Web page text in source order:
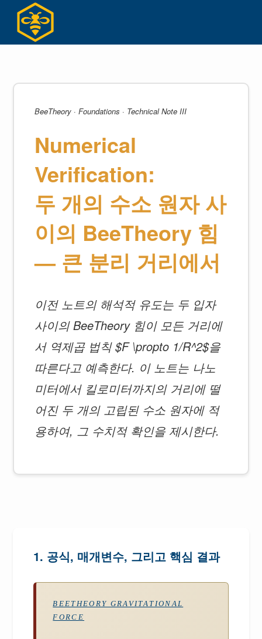
content
BeeTheory · Foundations · Technical Note III
Numerical
Verification:
두 개의 수소 원자 사
이의 BeeTheory 힘
— 큰 분리 거리에서
이전 노트의 해석적 유도는 두 입자
사이의 BeeTheory 힘이 모든 거리에
서 역제곱 법칙 $F \propto 1/R^2$을
따른다고 예측한다. 이 노트는 나노
미터에서 킬로미터까지의 거리에 떨
어진 두 개의 고립된 수소 원자에 적
용하여, 그 수치적 확인을 제시한다.
1. 공식, 매개변수, 그리고 핵심 결과
BEETHEORY GRAVITATIONAL
FORCE